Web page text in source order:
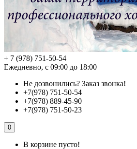
+ 7 (978) 751-50-54
Ежедневно, с 09:00 до 18:00
Не дозвонились? Заказ звонка!
+7(978) 751-50-54
+7(978) 889-45-90
+7(978) 751-50-23
0
В корзине пусто!